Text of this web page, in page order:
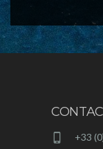
+33